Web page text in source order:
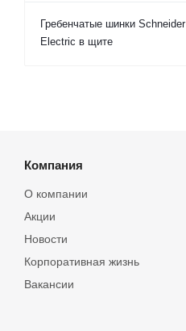
Гребенчатые шинки Schneider
Electric в щите
Компания
О компании
Акции
Новости
Корпоративная жизнь
Вакансии